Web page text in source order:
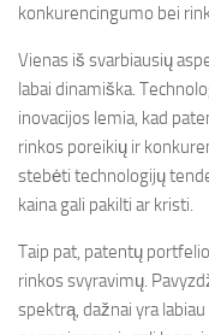
konkurencingumo bei
Vienas iš svarbiausių
labai dinamiška.
inovacijos lemia, kad
rinkos poreikių ir
stebėti technologijų
kaina gali pakilti ar kristi.
Taip pat, patentų
rinkos svyravimų.
spektrą, dažnai yra